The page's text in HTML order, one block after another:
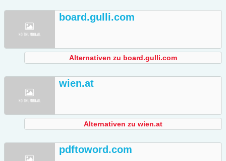
board.gulli.com
Alternativen zu board.gulli.com
wien.at
Alternativen zu wien.at
pdftoword.com